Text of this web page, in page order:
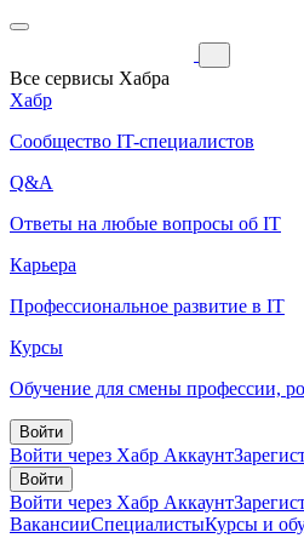
Все сервисы Хабра
Хабр
Сообщество IT-специалистов
Q&A
Ответы на любые вопросы об IT
Карьера
Профессиональное развитие в IT
Курсы
Обучение для смены профессии,
Войти
Войти через Хабр Аккаунт
Войти
Войти через Хабр Аккаунт
ВакансииСпециалистыКурсы и